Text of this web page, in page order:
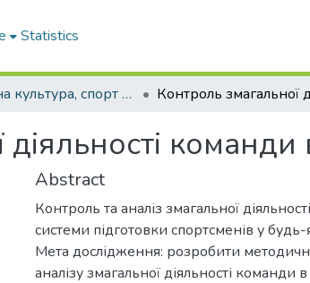
Statistics
Фізична культура, спорт та здоров'я нації : збірник наукових праць
команди
Abstract
Контроль та аналіз змагальної
системи підготовки спортсменів у
Мета дослідження: розробити
аналізу змагальної діяльності команди в